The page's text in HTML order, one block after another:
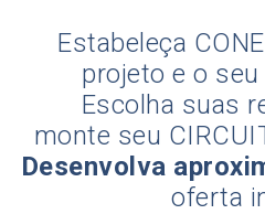
Estabeleça
projeto e o
Escolha suas
monte seu
Desenvolva
oferta